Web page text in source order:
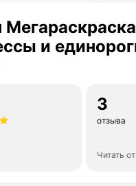
и
3
отзыва
Читать